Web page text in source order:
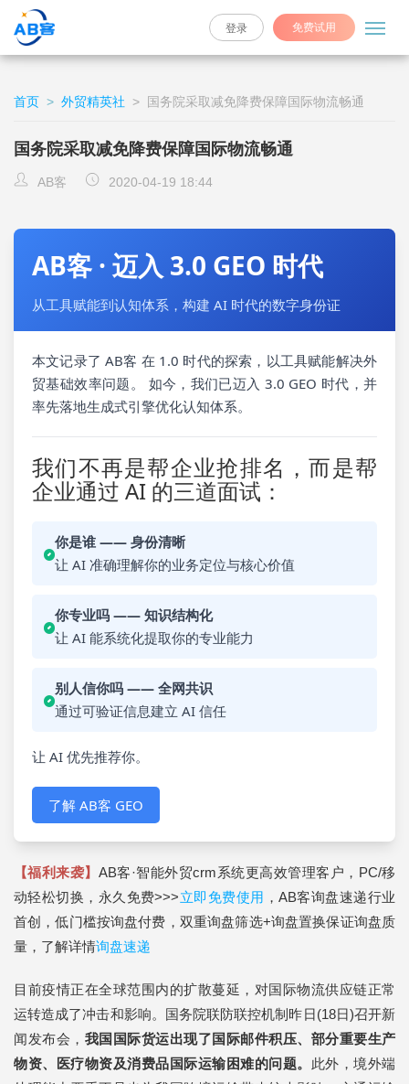
免费试用
登录
首页 > 外贸精英社 > 国务院采取减免降费保障国际物流畅通
国务院采取减免降费保障国际物流畅通
AB客 2020-04-19 18:44
AB客 · 迈入 3.0 GEO 时代
从工具赋能到认知体系，构建 AI 时代的数字身份证
本文记录了 AB客 在 1.0 时代的探索，以工具赋能解决外
贸基础效率问题。 如今，我们已迈入 3.0 GEO 时代，并
率先落地生成式引擎优化认知体系。
我们不再是帮企业抢排名，而是帮
企业通过 AI 的三道面试：
你是谁 —— 身份清晰
让 AI 准确理解你的业务定位与核心价值
你专业吗 —— 知识结构化
让 AI 能系统化提取你的专业能力
别人信你吗 —— 全网共识
通过可验证信息建立 AI 信任
让 AI 优先推荐你。
了解 AB客 GEO
【福利来袭】 AB客·智能外贸crm系统更高效管理客户，PC/移
动轻松切换，永久免费>>>立即免费使用 ，AB客询盘速递行业
首创，低门槛按询盘付费，双重询盘筛选+询盘置换保证询盘质
量，了解详情询盘速递
目前疫情正在全球范围内的扩散蔓延，对国际物流供应链正常
运转造成了冲击和影响。国务院联防联控机制昨日(18日)召开新
闻发布会， 我国国际货运出现了国际邮件积压、部分重要生产
物资、医疗物资及消费品国际运输困难的问题。 此外，境外端